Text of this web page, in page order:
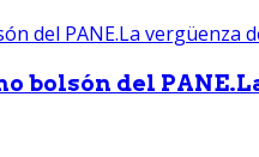
bolsón del